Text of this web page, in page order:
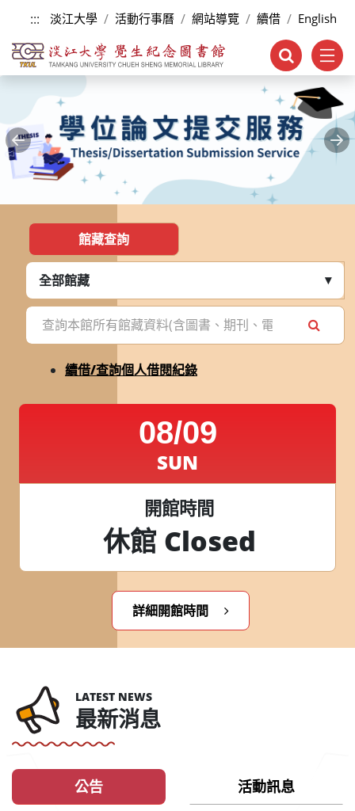
跳到主要內容
::: 淡江大學 活動行事曆 網站導覽 續借 English
Previous
館藏查詢
全部館藏
續借/查詢個人借閱紀錄
08/09
SUN
開館時間
休館 Closed
詳細開館時間
LATEST NEWS
最新消息
公告 活動訊息